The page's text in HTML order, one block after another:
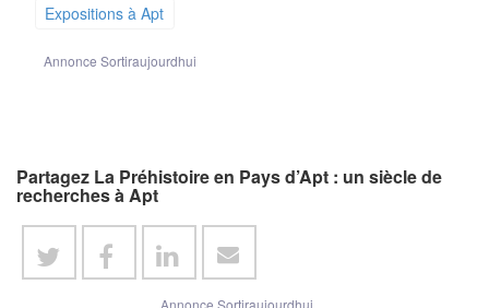
Expositions à Apt
Annonce Sortiraujourdhui
Partagez La Préhistoire en Pays d’Apt : un siècle de
recherches à Apt
Annonce Sortiraujourdhui